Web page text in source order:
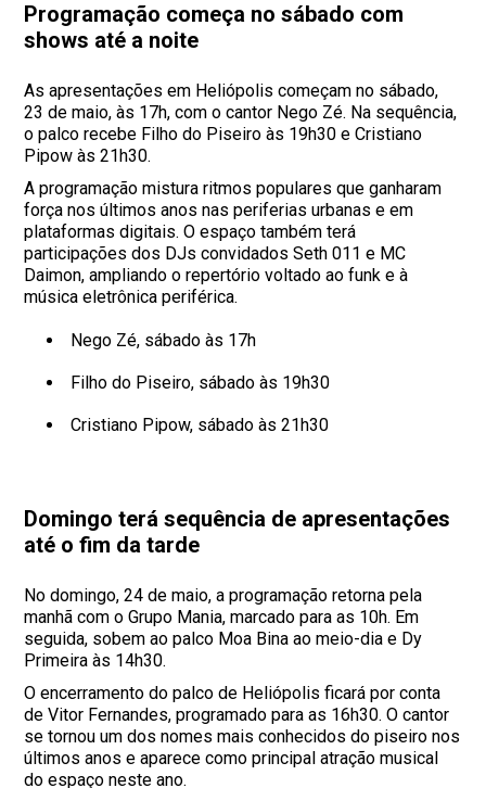
Programação começa no sábado com
shows até a noite
As apresentações em Heliópolis começam no sábado,
23 de maio, às 17h, com o cantor Nego Zé. Na sequência,
o palco recebe Filho do Piseiro às 19h30 e Cristiano
Pipow às 21h30.
A programação mistura ritmos populares que ganharam
força nos últimos anos nas periferias urbanas e em
plataformas digitais. O espaço também terá
participações dos DJs convidados Seth 011 e MC
Daimon, ampliando o repertório voltado ao funk e à
música eletrônica periférica.
Nego Zé, sábado às 17h
Filho do Piseiro, sábado às 19h30
Cristiano Pipow, sábado às 21h30
Domingo terá sequência de apresentações
até o fim da tarde
No domingo, 24 de maio, a programação retorna pela
manhã com o Grupo Mania, marcado para as 10h. Em
seguida, sobem ao palco Moa Bina ao meio-dia e Dy
Primeira às 14h30.
O encerramento do palco de Heliópolis ficará por conta
de Vitor Fernandes, programado para as 16h30. O cantor
se tornou um dos nomes mais conhecidos do piseiro nos
últimos anos e aparece como principal atração musical
do espaço neste ano.